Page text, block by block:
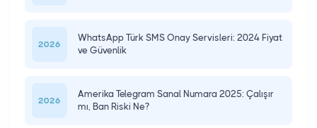
2026
WhatsApp Türk SMS Onay Servisleri: 2024 Fiyat
ve Güvenlik
2026
Amerika Telegram Sanal Numara 2025: Çalışır
mı, Ban Riski Ne?